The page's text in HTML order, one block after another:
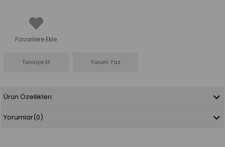
Favorilere Ekle
Tavsiye Et Yorum Yaz
Ürün Özellikleri
Yorumlar(0)